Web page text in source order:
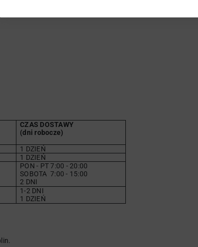
CZAS DOSTAWY
(dni robocze)
1 DZIEŃ
1 DZIEŃ
PON - PT 7:00 - 20:00
SOBOTA 7:00 - 15:00
2 DNI
1-2 DNI
1 DZIEŃ